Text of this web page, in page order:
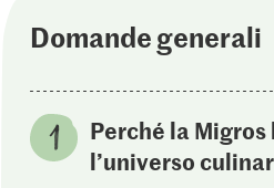
Domande generali
Perché la
l’universo